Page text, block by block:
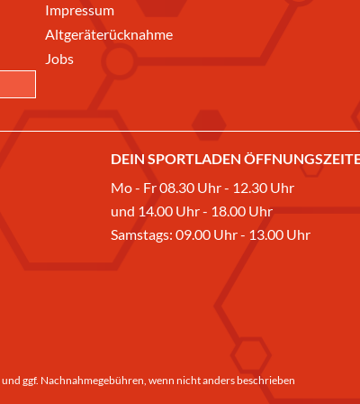
Impressum
Altgeräterücknahme
Jobs
DEIN SPORTLADEN
Mo - Fr 08.30 Uhr - 12.30 Uhr
und 14.00 Uhr - 18.00 Uhr
Samstags: 09.00 Uhr - 13.00 Uhr
und ggf. Nachnahmegebühren, wenn nicht anders beschrieben